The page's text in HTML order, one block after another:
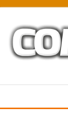
content